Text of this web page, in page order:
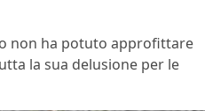
non ha potuto approfittare
la sua delusione per le